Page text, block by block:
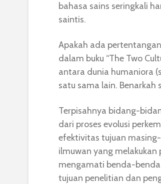
bahasa sains seringkali
saintis.
Apakah ada
dalam buku “The Two
antara dunia humaniora
satu sama lain. Benarkah
Terpisahnya bidang-
dari proses evolusi
efektivitas tujuan
ilmuwan yang
mengamati benda-
tujuan penelitian dan